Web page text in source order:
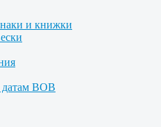
и книжки
датам ВОВ